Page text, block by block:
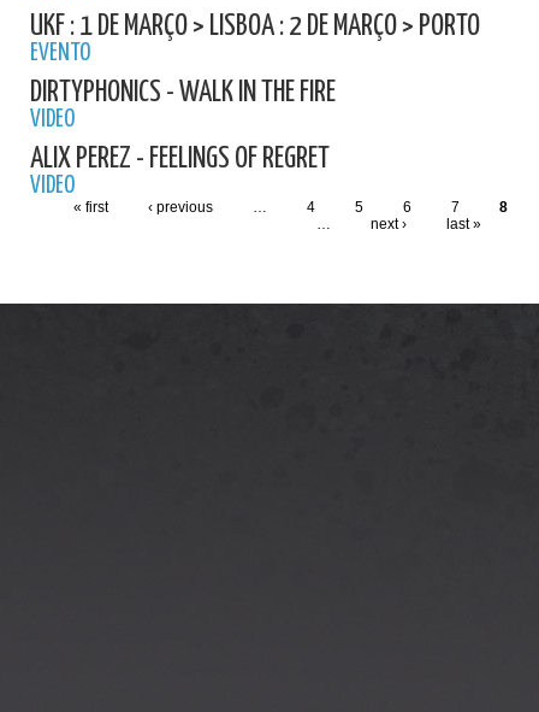
UKF : 1 DE MARÇO > LISBOA : 2 DE MARÇO > PORTO
EVENTO
DIRTYPHONICS - WALK IN THE FIRE
VIDEO
ALIX PEREZ - FEELINGS OF REGRET
VIDEO
« first ‹ previous … 4 5 6 7
8
…
next › last »